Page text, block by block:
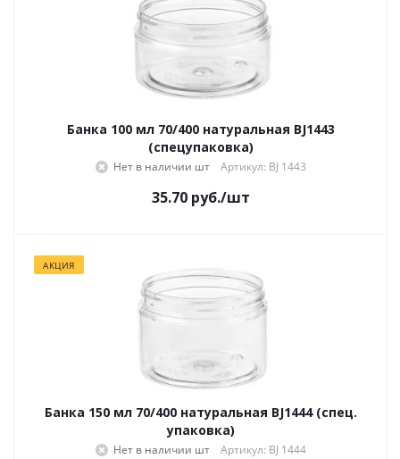
Банка 100 мл 70/400 натуральная BJ1443
(спецупаковка)
Нет в наличии Артикул: BJ 1443
35.70 руб./шт
АКЦИЯ
Банка 150 мл 70/400 натуральная BJ1444 (спец.
упаковка)
Нет в наличии Артикул: BJ 1444